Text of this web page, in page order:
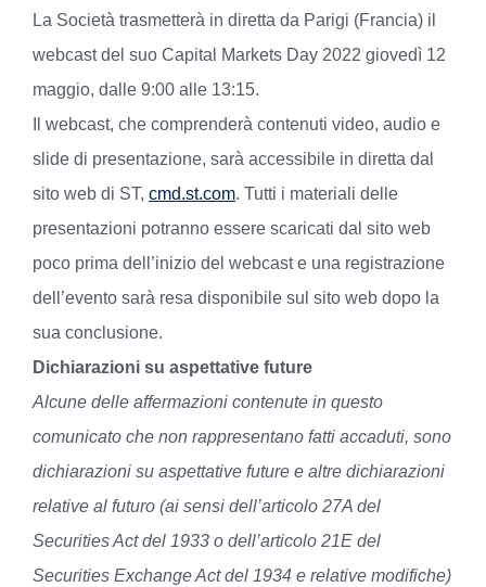
La Società trasmetterà in diretta da Parigi (Francia) il
webcast del suo Capital Markets Day 2022 giovedì 12
maggio, dalle 9:00 alle 13:15.
Il webcast, che comprenderà contenuti video, audio e
slide di presentazione, sarà accessibile in diretta dal
sito web di ST, cmd.st.com. Tutti i materiali delle
presentazioni potranno essere scaricati dal sito web
poco prima dell’inizio del webcast e una registrazione
dell’evento sarà resa disponibile sul sito web dopo la
sua conclusione.
Dichiarazioni su aspettative future
Alcune delle affermazioni contenute in questo
comunicato che non rappresentano fatti accaduti, sono
dichiarazioni su aspettative future e altre dichiarazioni
relative al futuro (ai sensi dell’articolo 27A del
Securities Act del 1933 o dell’articolo 21E del
Securities Exchange Act del 1934 e relative modifiche)